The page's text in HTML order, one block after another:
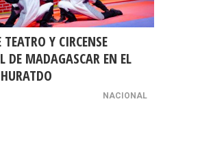
Y CIRCENSE
DE MADAGASCAR EN EL
NACIONAL